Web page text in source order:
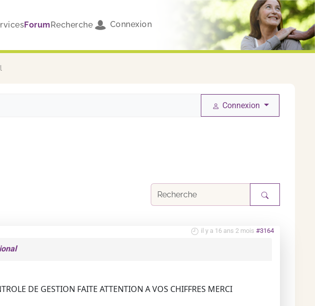
ForumRecherche Connexion
Connexion
il y a 16 ans 2 mois #3164
DE GESTION FAITE ATTENTION A VOS CHIFFRES MERCI